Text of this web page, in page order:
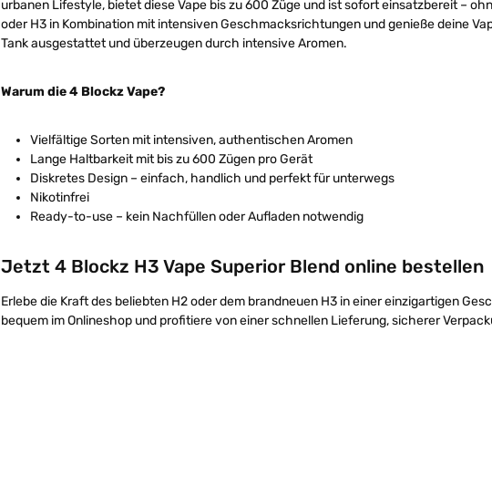
urbanen Lifestyle, bietet diese Vape bis zu 600 Züge und ist sofort einsatzbereit –
oder H3 in Kombination mit intensiven Geschmacksrichtungen und genieße deine
Tank ausgestattet und überzeugen durch intensive Aromen.
Warum die 4 Blockz Vape?
Vielfältige Sorten mit intensiven, authentischen Aromen
Lange Haltbarkeit mit bis zu 600 Zügen pro Gerät
Diskretes Design – einfach, handlich und perfekt für unterwegs
Nikotinfrei
Ready-to-use – kein Nachfüllen oder Aufladen notwendig
Jetzt 4 Blockz H3 Vape Superior Blend online bestellen
Erlebe die Kraft des beliebten H2 oder dem brandneuen H3 in einer einzigartigen
bequem im Onlineshop und profitiere von einer schnellen Lieferung, sicherer